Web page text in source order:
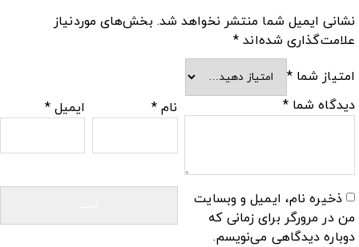
نشانی ایمیل شما منتشر نخواهد شد. بخش‌های موردنیاز
علامت‌گذاری شده‌اند *
امتیاز شما*
دیدگاه شما* نام * ایمیل*
ذخیره نام، ایمیل و وبسایت
من در مرورگر برای زمانی که
دوباره دیدگاهی می‌نویسم.